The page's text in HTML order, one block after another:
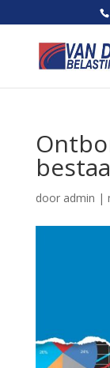
door admin |